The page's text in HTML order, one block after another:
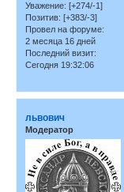
Уважение: [+274/-1]
Позитив: [+383/-3]
Провел на форуме:
2 месяца 16 дней
Последний визит:
Сегодня 19:32:06
львович
Модератор